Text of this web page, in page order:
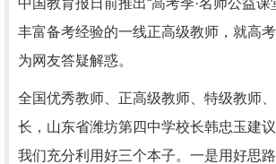
中国教育报日前推出“高考季·名师公益课
丰富备考经验的一线正高级教师，就高
为网友答疑解惑。
全国优秀教师、正高级教师、特级教师
长，山东省潍坊第四中学校长韩忠玉建
我们充分利用好三个本子。一是用好思